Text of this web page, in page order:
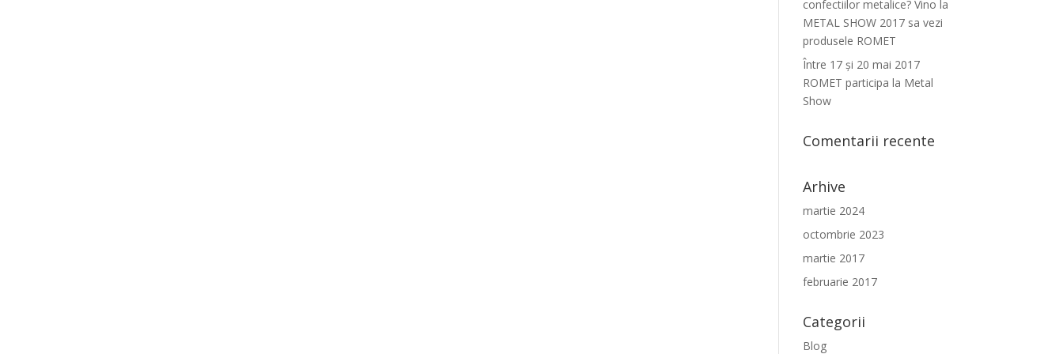
confectiilor metalice? Vino la
METAL SHOW 2017 sa vezi
produsele ROMET
Între 17 şi 20 mai 2017
ROMET participa la Metal
Show
Comentarii recente
Arhive
martie 2024
octombrie 2023
martie 2017
februarie 2017
Categorii
Blog